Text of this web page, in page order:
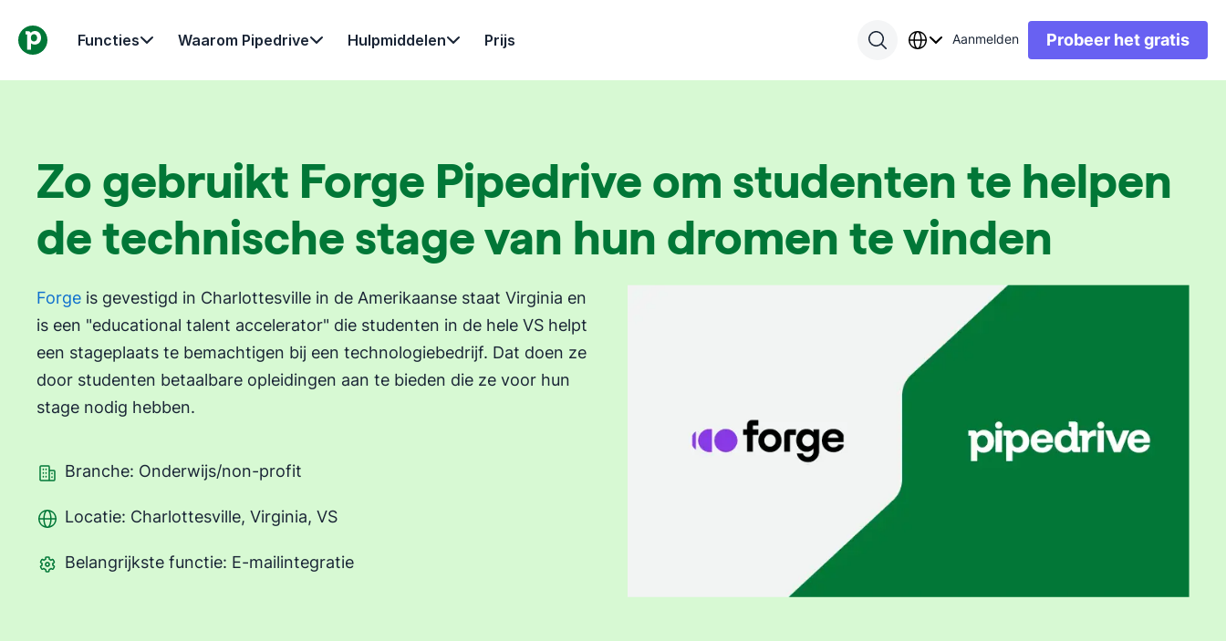
Functies Waarom Pipedrive Hulpmiddelen Prijs Aanmelden Probeer het gratis
Zo gebruikt Forge Pipedrive om studenten te helpen
de technische stage van hun dromen te vinden
Forge is gevestigd in Charlottesville in de Amerikaanse staat Virginia en
is een "educational talent accelerator" die studenten in de hele VS helpt
een stageplaats te bemachtigen bij een technologiebedrijf. Dat doen ze
door studenten betaalbare opleidingen aan te bieden die ze voor hun
stage nodig hebben.
Branche: Onderwijs/non-profit
Locatie: Charlottesville, Virginia, VS
Belangrijkste functie: E-mailintegratie